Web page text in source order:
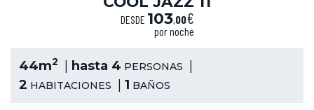
DESDE 103,00€
por noche
44m2 hasta 4 PERSONAS
2 HABITACIONES 1 BAÑOS